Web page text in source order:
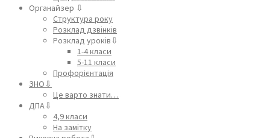
Органайзер ⇩
Структура року
Розклад дзвінків
Розклад уроків⇩
1-4 класи
5-11 класи
Профорієнтація
ЗНО⇩
Це варто знати…
ДПА⇩
4,9 класи
На замітку